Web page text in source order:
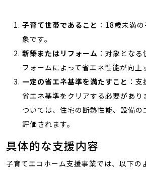
子育て世帯であること ：18歳未満
象です。
新築またはリフォーム ：対象とな
フォームによって省エネ性能が向上
一定の省エネ基準を満たすこと ：
省エネ基準をクリアする必要があり
ついては、住宅の断熱性能、設備
評価されます。
具体的な支援内容
子育てエコホーム支援事業では、以下の